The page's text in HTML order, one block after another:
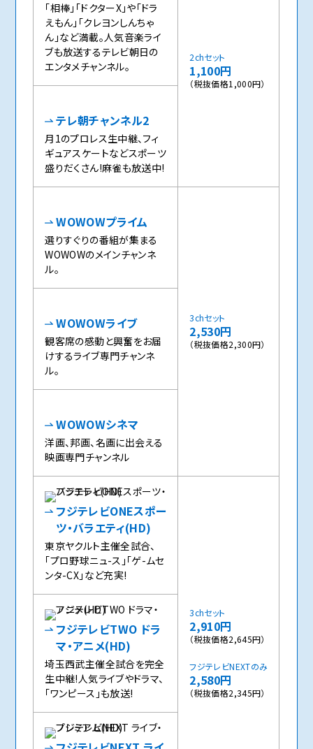
「相棒」「ドクターX」や「ドラ
えもん」「クレヨンしんちゃ
ん」など満載。人気音楽ライ
ブも放送するテレビ朝日の
エンタメチャンネル。
2chセット
1,100円
（税抜価格1,000円）
テレ朝チャンネル2
月1のプロレス生中継、フィ
ギュアスケートなどスポーツ
盛りだくさん!麻雀も放送中!
WOWOWプライム
選りすぐりの番組が集まる
WOWOWのメインチャンネ
ル。
3chセット
2,530円
（税抜価格2,300円）
WOWOWライブ
観客席の感動と興奮をお届
けするライブ専門チャンネ
ル。
WOWOWシネマ
洋画、邦画、名画に出会える
映画専門チャンネル
フジテレビONEスポー
ツ・バラエティ(HD)
東京ヤクルト主催全試合、
「プロ野球ニュ-ス」「ゲ-ムセ
ンタ-CX」など充実!
3chセット
2,910円
（税抜価格2,645円）
フジテレビNEXTのみ
2,580円
（税抜価格2,345円）
フジテレビTWO ドラ
マ・アニメ(HD)
埼玉西武主催全試合を完全
生中継!人気ライブやドラマ、
「ワンピース」も放送!